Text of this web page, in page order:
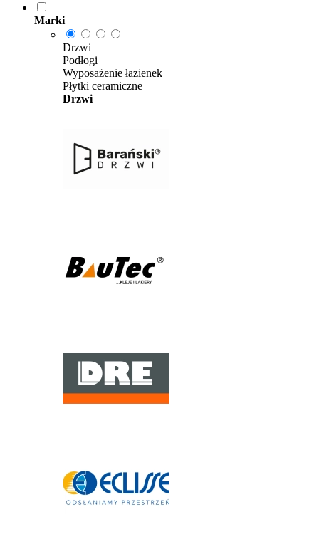
Marki
Drzwi
Podłogi
Wyposażenie łazienek
Płytki ceramiczne
Drzwi